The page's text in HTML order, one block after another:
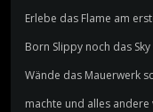
Erlebe das Flame am
Born Slippy noch das
Wände das Mauerwerk
machte und alles